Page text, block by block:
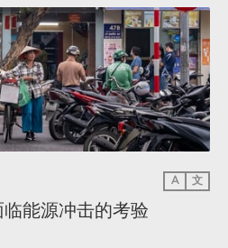
A 文
能源冲击的考验